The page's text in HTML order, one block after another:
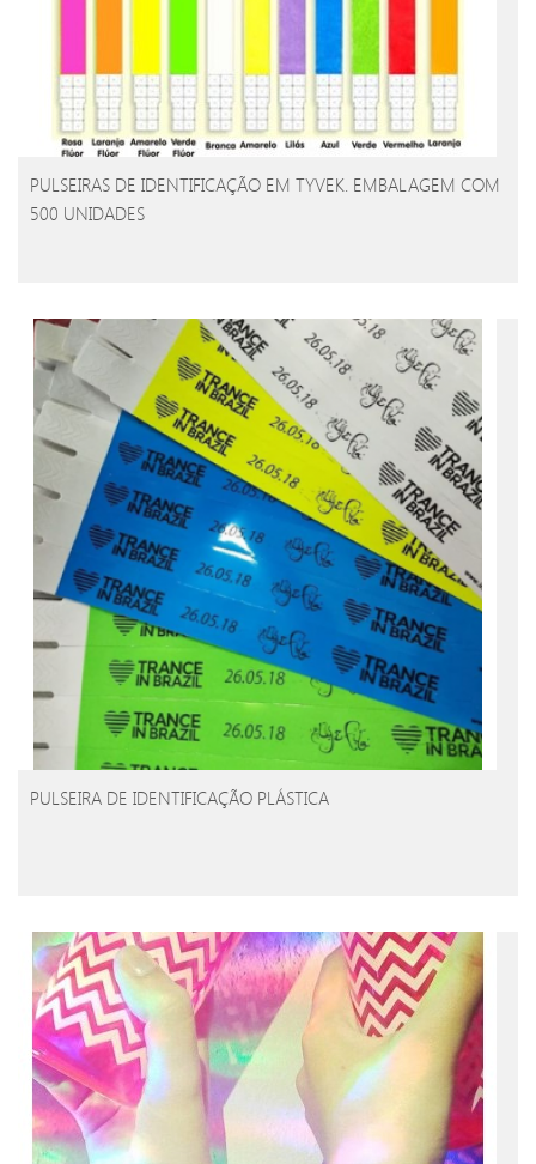
PULSEIRAS DE IDENTIFICAÇÃO EM TYVEK. EMBALAGEM COM
500 UNIDADES
PULSEIRA DE IDENTIFICAÇÃO PLÁSTICA